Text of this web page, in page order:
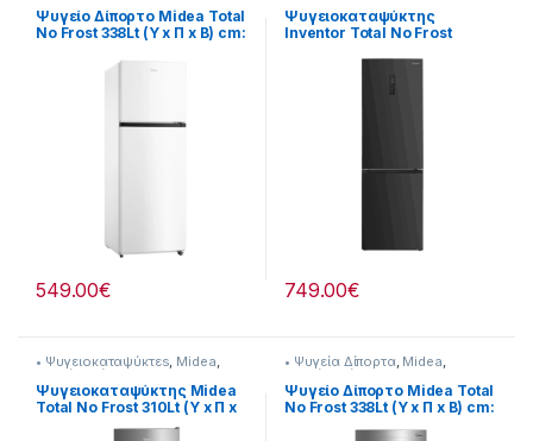
Ψυγείο Δίπορτο Midea Total
No Frost 338Lt (Υ x Π x Β) cm:
[901182043]
549.00€
Ψυγειοκαταψύκτης
Inventor Total No Frost
901264039 με ενεργειακή
749.00€
• Ψυγειοκαταψύκτεs Midea
Ψυγεία-Ψύξη
Ψυγειοκαταψύκτης Midea
Total No Frost 310Lt (Υ x Π x
Β)cm: 188x 59,5 x 63
• Ψυγεία Δίπορτα, Midea
Ψυγεία-Ψύξη
Ψυγείο Δίπορτο Midea Total
No Frost 338Lt (Υ x Π x Β) cm: